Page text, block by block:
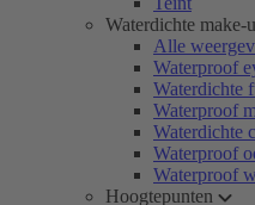
Waterdichte make-
Alle
Waterproof
Waterdichte
Waterproof
Waterdichte
Waterproof
Waterproof
Hoogtepunten